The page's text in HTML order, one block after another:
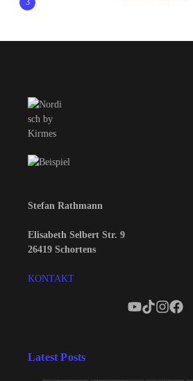
3
Stefan Rathmann
Elisabeth Selbert Str. 9
26419 Schortens
KONTAKT
Latest Posts